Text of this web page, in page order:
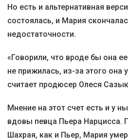
Но есть и альтернативная
состоялась, и Мария
недостаточности.
«Говорили, что вроде бы она
не прижилась, из-за этого она
считает продюсер Олеся
Мнение на этот счет есть и у
вдовы певца Пьера Нарцисса.
Шахрая, как и Пьер, Мария